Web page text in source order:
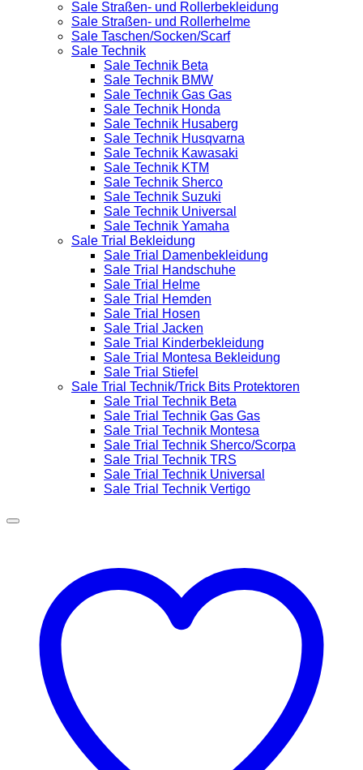
Sale Straßen- und Rollerbekleidung
Sale Straßen- und Rollerhelme
Sale Taschen/Socken/Scarf
Sale Technik
Sale Technik Beta
Sale Technik BMW
Sale Technik Gas Gas
Sale Technik Honda
Sale Technik Husaberg
Sale Technik Husqvarna
Sale Technik Kawasaki
Sale Technik KTM
Sale Technik Sherco
Sale Technik Suzuki
Sale Technik Universal
Sale Technik Yamaha
Sale Trial Bekleidung
Sale Trial Damenbekleidung
Sale Trial Handschuhe
Sale Trial Helme
Sale Trial Hemden
Sale Trial Hosen
Sale Trial Jacken
Sale Trial Kinderbekleidung
Sale Trial Montesa Bekleidung
Sale Trial Stiefel
Sale Trial Technik/Trick Bits Protektoren
Sale Trial Technik Beta
Sale Trial Technik Gas Gas
Sale Trial Technik Montesa
Sale Trial Technik Sherco/Scorpa
Sale Trial Technik TRS
Sale Trial Technik Universal
Sale Trial Technik Vertigo